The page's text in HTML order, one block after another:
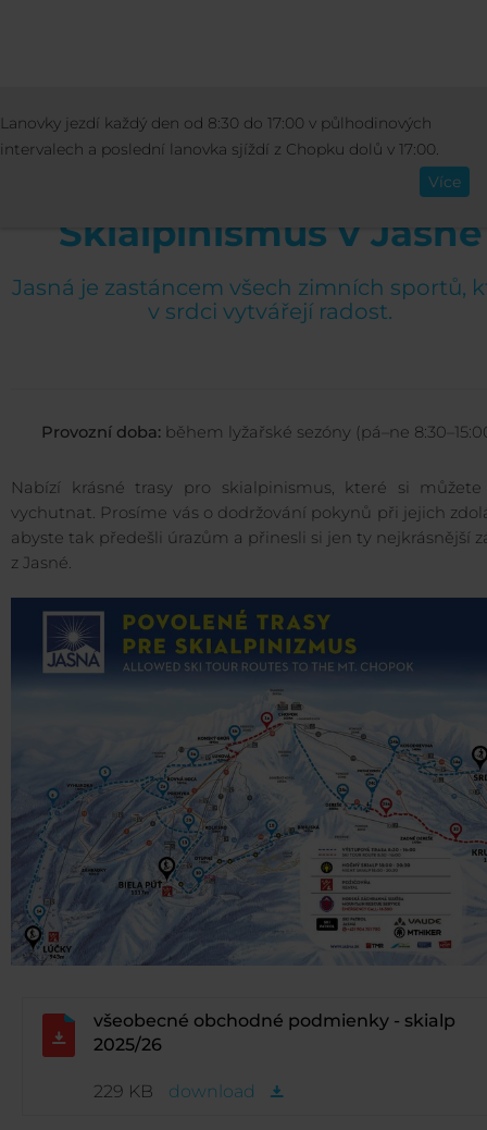
Čeština
AKTIVITY SPORT SKIALPINISMUS
Skialpinismus v Jasné
Jasná je zastáncem všech zimních sportů,
v srdci vytvářejí radost.
Provozní doba: během lyžařské sezóny (pá–ne
Nabízí krásné trasy pro skialpinismus, které si
vychutnat. Prosíme vás o dodržování pokynů při jejich
abyste tak předešli úrazům a přinesli si jen ty nejkrásnější
z Jasné.
všeobecné obchodné podmienky - skialp
2025/26
229 KB download
Lanovky jezdí každý den od 8:30 do 17:00 v půlhodinových
intervalech a poslední lanovka sjíždí z Chopku dolů v 17:00.
Více